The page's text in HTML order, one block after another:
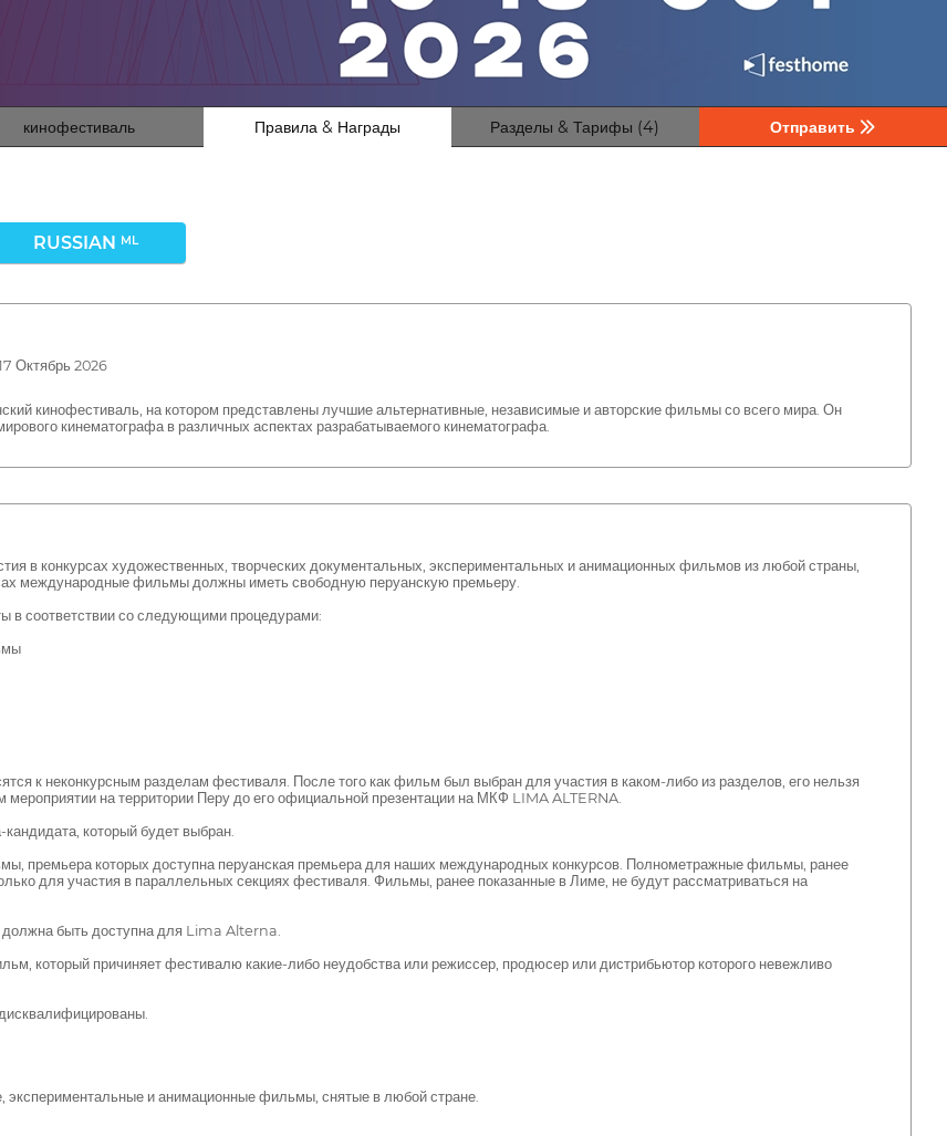
кинофестиваль Правила & Награды Разделы & Тарифы (4) Отправить
RUSSIAN ML
Октябрь 2026
на котором представлены лучшие альтернативные, независимые и авторские фильмы со всего мира. Он
кинематографа в различных аспектах разрабатываемого кинематографа.
в конкурсах художественных, творческих документальных, экспериментальных и анимационных фильмов из любой страны,
международные фильмы должны иметь свободную перуанскую премьеру.
в соответствии со следующими процедурами:
к неконкурсным разделам фестиваля. После того как фильм был выбран для участия в каком-либо из разделов, его нельзя
на территории Перу до его официальной презентации на МКФ LIMA ALTERNA.
который будет выбран.
премьера которых доступна перуанская премьера для наших международных конкурсов. Полнометражные фильмы, ранее
для участия в параллельных секциях фестиваля. Фильмы, ранее показанные в Лиме, не будут рассматриваться на
быть доступна для Lima Alterna.
который причиняет фестивалю какие-либо неудобства или режиссер, продюсер или дистрибьютор которого невежливо
и анимационные фильмы, снятые в любой стране.